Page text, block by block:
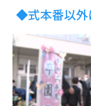
◆式本番以外